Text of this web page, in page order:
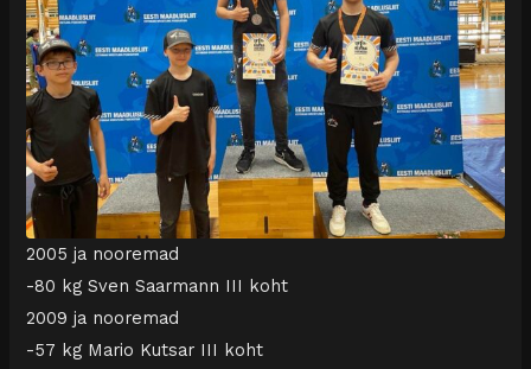
2005 ja nooremad
-80 kg Sven Saarmann III koht
2009 ja nooremad
-57 kg Mario Kutsar III koht